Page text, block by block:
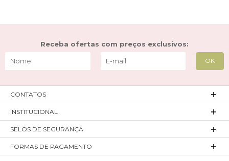
Receba ofertas com preços exclusivos:
CONTATOS
INSTITUCIONAL
SELOS DE SEGURANÇA
FORMAS DE PAGAMENTO